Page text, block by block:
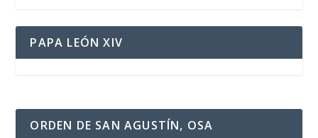
PAPA LEÓN XIV
ORDEN DE SAN AGUSTÍN, OSA